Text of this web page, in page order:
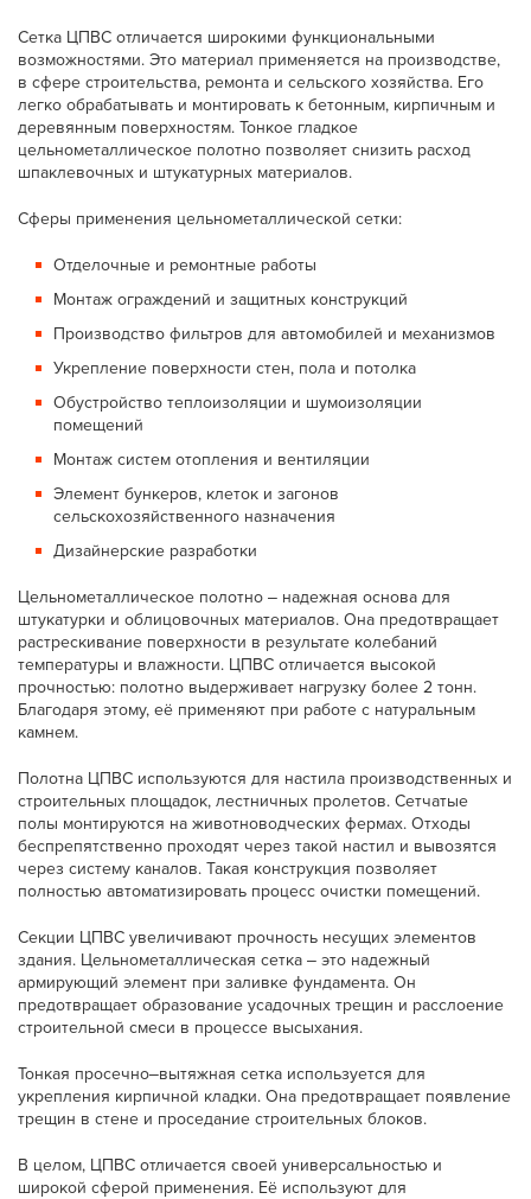
Сетка ЦПВС отличается широкими функциональными
возможностями. Это материал применяется на производстве,
в сфере строительства, ремонта и сельского хозяйства. Его
легко обрабатывать и монтировать к бетонным, кирпичным и
деревянным поверхностям. Тонкое гладкое
цельнометаллическое полотно позволяет снизить расход
шпаклевочных и штукатурных материалов.
Сферы применения цельнометаллической сетки:
Отделочные и ремонтные работы
Монтаж ограждений и защитных конструкций
Производство фильтров для автомобилей и механизмов
Укрепление поверхности стен, пола и потолка
Обустройство теплоизоляции и шумоизоляции
помещений
Монтаж систем отопления и вентиляции
Элемент бункеров, клеток и загонов
сельскохозяйственного назначения
Дизайнерские разработки
Цельнометаллическое полотно ‒ надежная основа для
штукатурки и облицовочных материалов. Она предотвращает
растрескивание поверхности в результате колебаний
температуры и влажности. ЦПВС отличается высокой
прочностью: полотно выдерживает нагрузку более 2 тонн.
Благодаря этому, её применяют при работе с натуральным
камнем.
Полотна ЦПВС используются для настила производственных и
строительных площадок, лестничных пролетов. Сетчатые
полы монтируются на животноводческих фермах. Отходы
беспрепятственно проходят через такой настил и вывозятся
через систему каналов. Такая конструкция позволяет
полностью автоматизировать процесс очистки помещений.
Секции ЦПВС увеличивают прочность несущих элементов
здания. Цельнометаллическая сетка ‒ это надежный
армирующий элемент при заливке фундамента. Он
предотвращает образование усадочных трещин и расслоение
строительной смеси в процессе высыхания.
Тонкая просечно‒вытяжная сетка используется для
укрепления кирпичной кладки. Она предотвращает появление
трещин в стене и проседание строительных блоков.
В целом, ЦПВС отличается своей универсальностью и
широкой сферой применения. Её используют для